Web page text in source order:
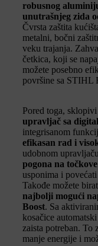
robusnog
unutrašnjeg zida
Čvrsta zaštita
metalni, bočni
veku trajanja.
četkica, koji se
možete posebno
površine sa STIHL
Pored toga,
upravljač sa
integrisanom
efikasan rad i
udobnom
pogona na
usponima i
Takođe možete
najbolji mogući
Boost. Sa
kosačice
zaista potreban. To
manje energije i